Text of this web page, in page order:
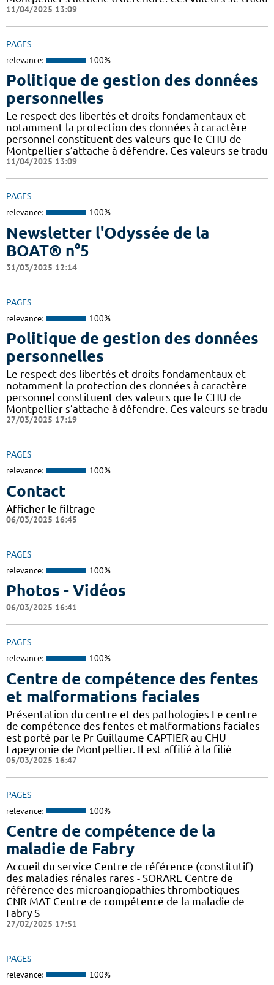
11/04/2025 13:09
PAGES
relevance: 100%
Politique de gestion des données
personnelles
Le respect des libertés et droits fondamentaux et
notamment la protection des données à caractère
personnel constituent des valeurs que le CHU de
Montpellier s’attache à défendre. Ces valeurs se tradu
11/04/2025 13:09
PAGES
relevance: 100%
Newsletter l'Odyssée de la
BOAT® n°5
31/03/2025 12:14
PAGES
relevance: 100%
Politique de gestion des données
personnelles
Le respect des libertés et droits fondamentaux et
notamment la protection des données à caractère
personnel constituent des valeurs que le CHU de
Montpellier s’attache à défendre. Ces valeurs se tradu
27/03/2025 17:19
PAGES
relevance: 100%
Contact
Afficher le filtrage
06/03/2025 16:45
PAGES
relevance: 100%
Photos - Vidéos
06/03/2025 16:41
PAGES
relevance: 100%
Centre de compétence des fentes
et malformations faciales
Présentation du centre et des pathologies Le centre
de compétence des fentes et malformations faciales
est porté par le Pr Guillaume CAPTIER au CHU
Lapeyronie de Montpellier. Il est affilié à la filiè
05/03/2025 16:47
PAGES
relevance: 100%
Centre de compétence de la
maladie de Fabry
Accueil du service Centre de référence (constitutif)
des maladies rénales rares - SORARE Centre de
référence des microangiopathies thrombotiques -
CNR MAT Centre de compétence de la maladie de
Fabry S
27/02/2025 17:51
PAGES
relevance: 100%